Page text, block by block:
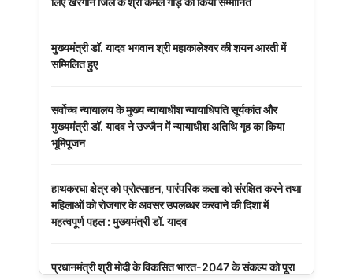
मुख्यमंत्री डॉ. यादव भगवान श्री महाकालेश्‍वर की शयन आरती में
सम्मिलित हुए
सर्वोच्च न्यायालय के मुख्‍य न्‍यायाधीश न्यायाधिपति सूर्यकांत और
मुख्यमंत्री डॉ. यादव ने उज्जैन में न्यायाधीश अतिथि गृह का किया
भूमिपूजन
हाथकरघा क्षेत्र को प्रोत्साहन, पारंपरिक कला को संरक्षित करने तथा
महिलाओं को रोजगार के अवसर उपलब्धर करवाने की दिशा में
महत्वपूर्ण पहल : मुख्यमंत्री डॉ. यादव
प्रधानमंत्री श्री मोदी के विकसित भारत-2047 के संकल्प को पूरा